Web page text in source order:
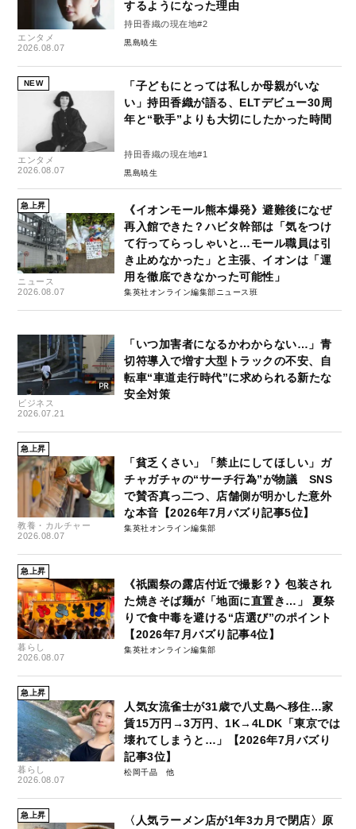
エンタメ
2026.08.07
するようになった理由
持田香織の現在地#2
黒島暁生
NEW
エンタメ
2026.08.07
「子どもにとっては私しか母親がいな
い」持田香織が語る、ELTデビュー30周
年と“歌手”よりも大切にしたかった時間
持田香織の現在地#1
黒島暁生
急上昇
ニュース
2026.08.07
《イオンモール熊本爆発》避難後になぜ
再入館できた？ハビタ幹部は「気をつけ
て行ってらっしゃいと…モール職員は引
き止めなかった」と主張、イオンは「運
用を徹底できなかった可能性」
集英社オンライン編集部ニュース班
ビジネス
2026.07.21
「いつ加害者になるかわからない…」青
切符導入で増す大型トラックの不安、自
転車“車道走行時代”に求められる新たな
安全対策
急上昇
教養・カルチャー
2026.08.07
「貧乏くさい」「禁止にしてほしい」ガ
チャガチャの“サーチ行為”が物議 SNS
で賛否真っ二つ、店舗側が明かした意外
な本音【2026年7月バズり記事5位】
集英社オンライン編集部
急上昇
暮らし
2026.08.07
《祇園祭の露店付近で撮影？》包装され
た焼きそば麺が「地面に直置き…」 夏祭
りで食中毒を避ける“店選び”のポイント
【2026年7月バズり記事4位】
集英社オンライン編集部
急上昇
暮らし
2026.08.07
人気女流雀士が31歳で八丈島へ移住…家
賃15万円→3万円、1K→4LDK「東京では
壊れてしまうと…」【2026年7月バズり
記事3位】
松岡千晶
急上昇
〈人気ラーメン店が1年3カ月で閉店〉原